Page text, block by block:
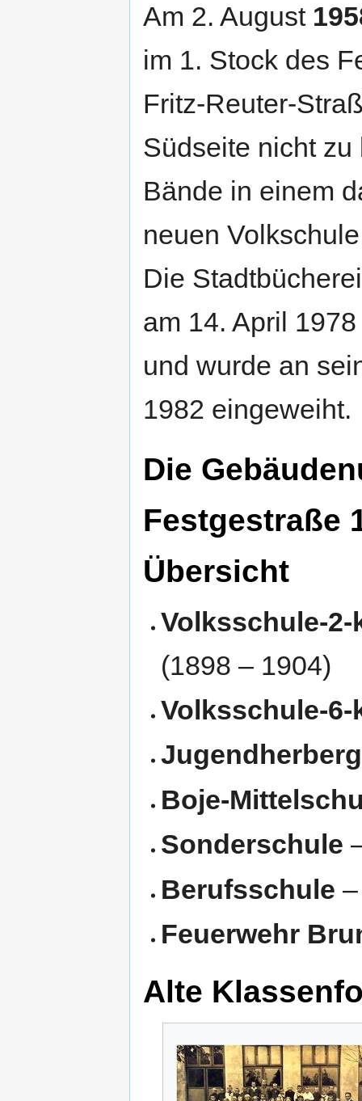
Am 2. August
im 1. Stock des
Fritz-Reuter-
Südseite nicht
Bände in einem
neuen
Die
am 14. April
und wurde an
1982 eingeweiht.
Die
Festgestraße
Übersicht
Volksschule-
(1898 – 1904)
Volksschule-
Boje-
Sonderschule
Berufsschule
Feuerwehr
Alte